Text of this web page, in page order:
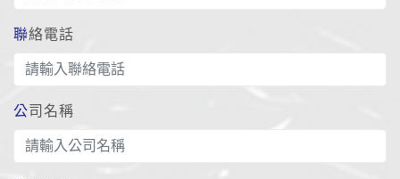
聯絡電話
公司名稱